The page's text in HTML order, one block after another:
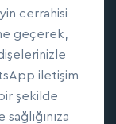
cerrahisi
geçerek,
iletişim
şekilde